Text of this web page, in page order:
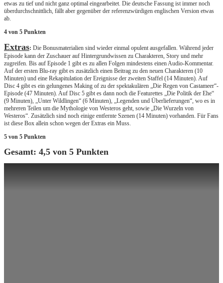
etwas zu tief und nicht ganz optimal eingearbeitet. Die deutsche Fassung ist immer noch
überdurchschnittlich, fällt aber gegenüber der referenzwürdigen englischen Version etwas
ab.
4 von 5 Punkten
Extras: Die Bonusmaterialien sind wieder einmal opulent ausgefallen. Während jeder
Episode kann der Zuschauer auf Hintergrundwissen zu Charakteren, Story und mehr
zugreifen. Bis auf Episode 1 gibt es zu allen Folgen mindestens einen Audio-Kommentar.
Auf der ersten Blu-ray gibt es zusätzlich einen Beitrag zu den neuen Charakteren (10
Minuten) und eine Rekapitulation der Ereignisse der zweiten Staffel (14 Minuten). Auf
Disc 4 gibt es ein gelungenes Making of zu der spektakulären „Die Regen von Castameer“-
Episode (47 Minuten). Auf Disc 5 gibt es dann noch die Featurettes „Die Politik der Ehe“
(9 Minuten), „Unter Wildlingen“ (6 Minuten), „Legenden und Überlieferungen“, wo es in
mehreren Teilen um die Mythologie von Westeros geht, sowie „Die Wurzeln von
Westeros“. Zusätzlich sind noch einige entfernte Szenen (14 Minuten) vorhanden. Für Fans
ist diese Box allein schon wegen der Extras ein Muss.
5 von 5 Punkten
Gesamt: 4,5 von 5 Punkten